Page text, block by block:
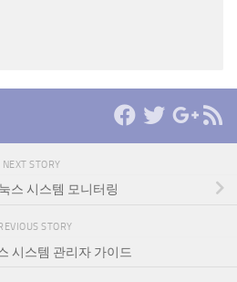
NEXT STORY
스 시스템 모니터링
STORY
시스템 관리자 가이드